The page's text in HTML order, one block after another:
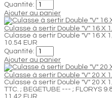
Quantité:
Ajouter au panier
Culasse à sertir Double "V" 16 X
Culasse à sertir Double "V" 16 X
10.54 EUR
Quantité:
Ajouter au panier
Culasse à sertir Double "V" 20 X
Culasse à sertir Double "V" 20 X
TTC. ; BEGETUBE --- ; FLORYS
11.42 EUR